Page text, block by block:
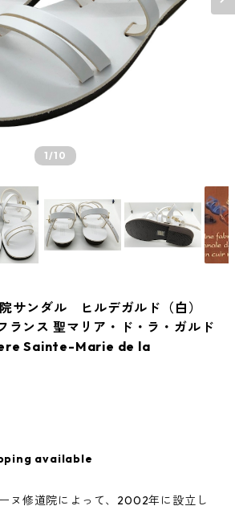
1/10
サンダル ヒルデガルド（白）
ランス 聖マリア・ド・ラ・ガルド
Sainte-Marie de la
available
ヌ修道院によって、2002年に設立し